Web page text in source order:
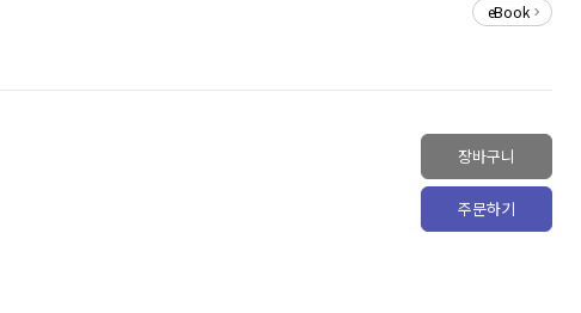
eBook
장바구니
주문하기